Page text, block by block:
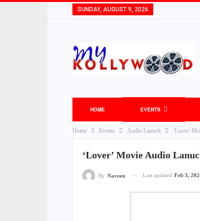
SUNDAY, AUGUST 9, 2026
HOME EVENTS
Home Events Audio Launch ‘Lover’
‘Lover’ Movie Audio
By Naveen Last updated Feb 3,